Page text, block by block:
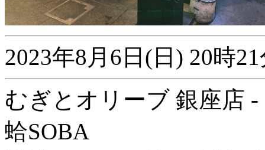
2023年8月6日(日) 20時
むぎとオリーブ 銀座店 -
蛤SOBA